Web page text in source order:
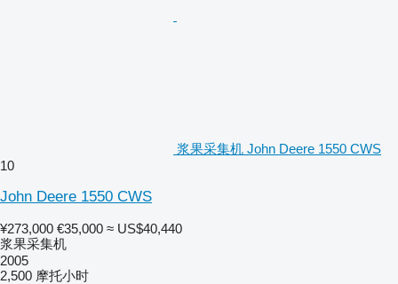
浆果采集机 John Deere 1550 CWS
10
John Deere 1550 CWS
¥273,000 €35,000 ≈ US$40,440
浆果采集机
2005
2,500 摩托小时